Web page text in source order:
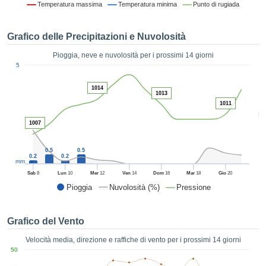
simili,
per
senza
clic sul
IMPOSTAZIONI
Temperatura massima Temperatura minima Punto di rugiada
Grafico delle Precipitazioni e Nuvolosità
Pioggia, neve e nuvolosità per i prossimi 14 giorni
Pioggia Nuvolosità (%) Pressione
50
Sab8 Lun 10 Mer12 Ven14 Dom16 Mar18 Gio 20
5
mm
0.2
0.5
0.2
0.5
1007
1014
1013
1011
Grafico del Vento
Velocità media, direzione e raffiche di vento per i prossimi 14 giorni
50